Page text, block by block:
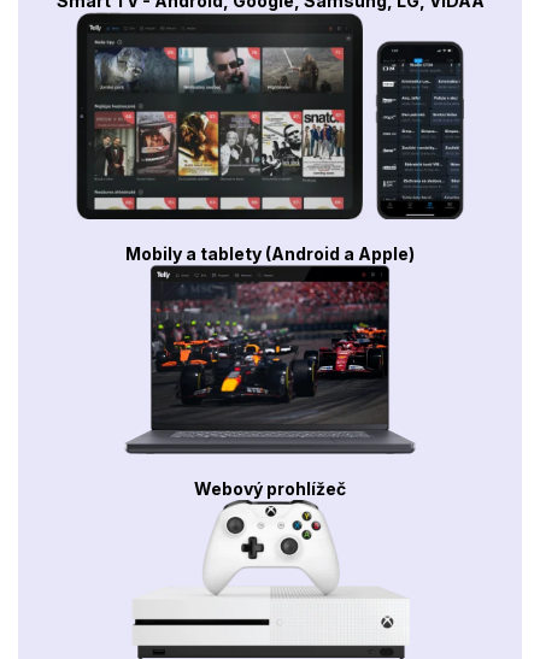
Mobily a tablety (Android a Apple)
Webový prohlížeč